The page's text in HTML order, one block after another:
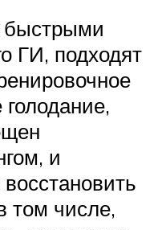
быстрыми
ГИ, подходят
и
том числе,